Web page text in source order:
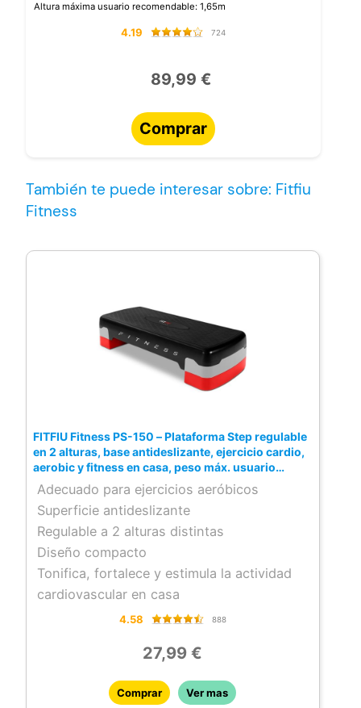
Altura máxima usuario recomendable: 1,65m
4.19 724
89,99 €
Comprar
También te puede interesar sobre: Fitfiu
Fitness
FITFIU Fitness PS-150 – Plataforma Step regulable
en 2 alturas, base antideslizante, ejercicio cardio,
aerobic y fitness en casa, peso máx. usuario
120kg
Adecuado para ejercicios aeróbicos
Superficie antideslizante
Regulable a 2 alturas distintas
Diseño compacto
Tonifica, fortalece y estimula la actividad
cardiovascular en casa
4.58 888
27,99 €
Comprar Ver mas